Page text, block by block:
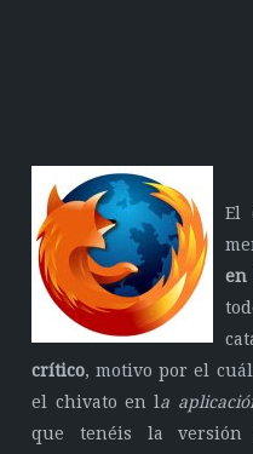
El
en
crítico, motivo por el
el chivato en l a
que tenéis la versión